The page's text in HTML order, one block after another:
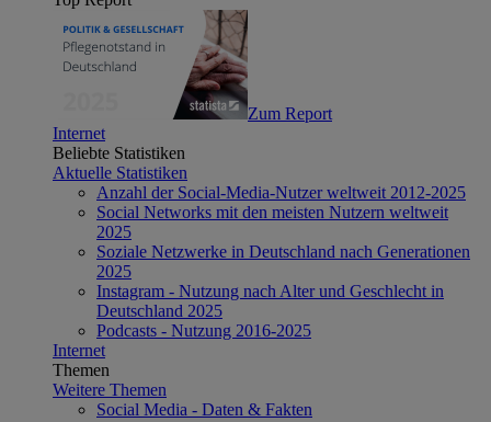
Zum Report
Internet
Beliebte Statistiken
Aktuelle Statistiken
Anzahl der Social-Media-Nutzer weltweit 2012-2025
Social Networks mit den meisten Nutzern weltweit
2025
Soziale Netzwerke in Deutschland nach Generationen
2025
Instagram - Nutzung nach Alter und Geschlecht in
Deutschland 2025
Podcasts - Nutzung 2016-2025
Internet
Themen
Weitere Themen
Social Media - Daten & Fakten